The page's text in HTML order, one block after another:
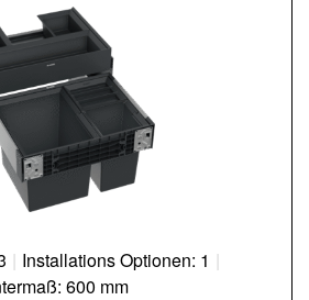
| Installations Optionen: 1 |
600 mm